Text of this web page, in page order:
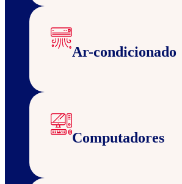
Ar-condicionado
Computadores